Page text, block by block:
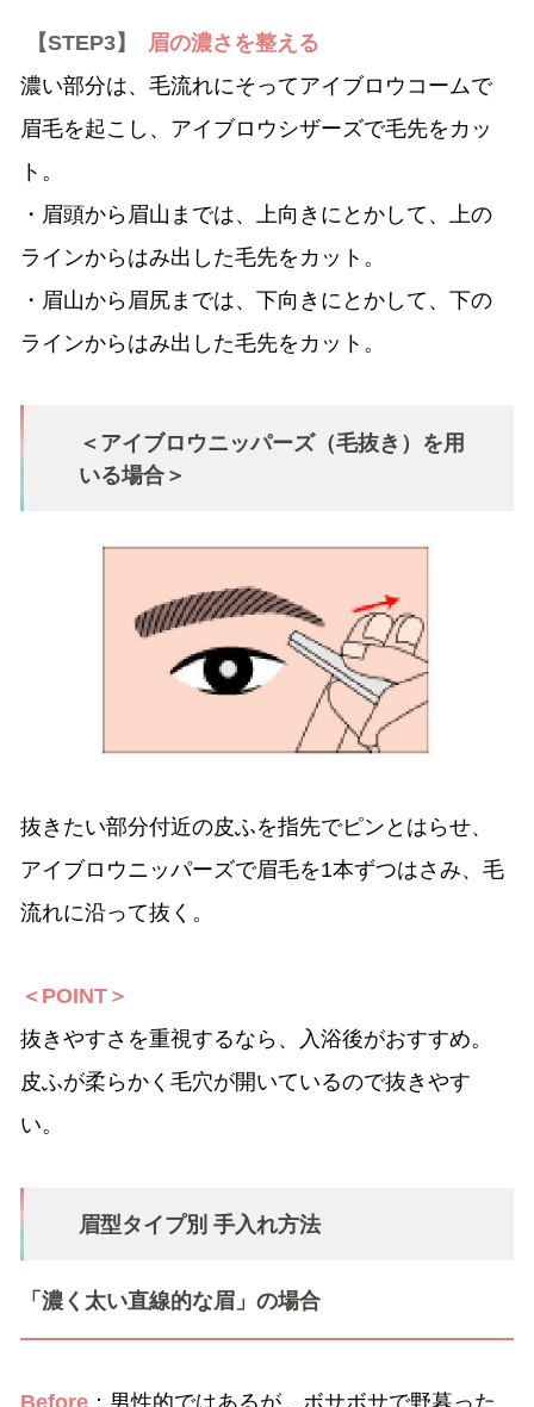
【STEP3】
眉の濃さを整える
濃い部分は、毛流れにそってアイブロウコームで
眉毛を起こし、アイブロウシザーズで毛先をカッ
ト。
・眉頭から眉山までは、上向きにとかして、上の
ラインからはみ出した毛先をカット。
・眉山から眉尻までは、下向きにとかして、下の
ラインからはみ出した毛先をカット。
＜アイブロウニッパーズ（毛抜き）を用
いる場合＞
抜きたい部分付近の皮ふを指先でピンとはらせ、
アイブロウニッパーズで眉毛を1本ずつはさみ、毛
流れに沿って抜く。
＜POINT＞
抜きやすさを重視するなら、入浴後がおすすめ。
皮ふが柔らかく毛穴が開いているので抜きやす
い。
眉型タイプ別 手入れ方法
「濃く太い直線的な眉」の場合
Before ：男性的ではあるが、ボサボサで野暮った